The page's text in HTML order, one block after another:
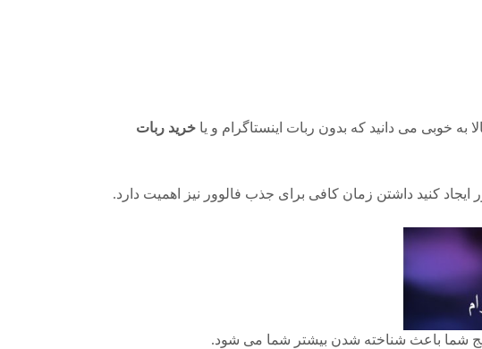
خوبی می دانید که بدون ربات اینستاگرام و یا خرید ربات
ایجاد کنید داشتن زمان کافی برای جذب فالوور نیز اهمیت دارد.
پیج شما باعث شناخته شدن بیشتر شما می شود.